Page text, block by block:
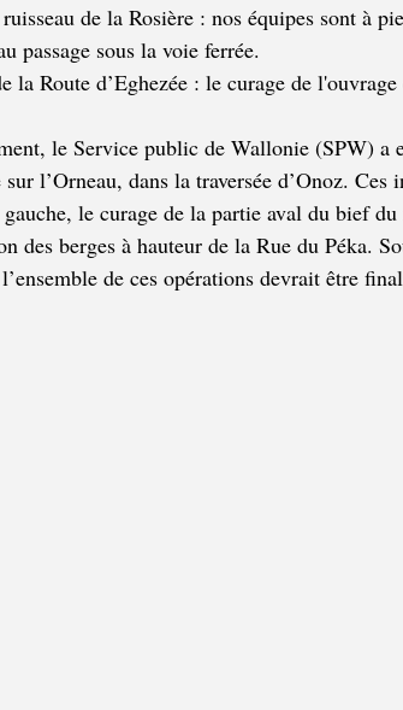
de la Rosière : nos équipes sont à
passage sous la voie ferrée.
la Route d’Eghezée : le curage de
le Service public de Wallonie (SPW) a
sur l’Orneau, dans la traversée d’Onoz.
le curage de la partie aval du bief
des berges à hauteur de la Rue du Péka.
de ces opérations devrait être